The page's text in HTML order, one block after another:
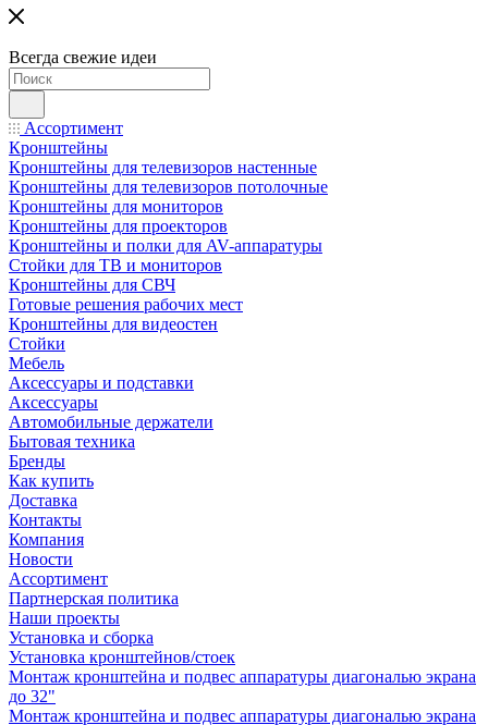
Всегда свежие идеи
Ассортимент
Кронштейны
Кронштейны для телевизоров настенные
Кронштейны для телевизоров потолочные
Кронштейны для мониторов
Кронштейны для проекторов
Кронштейны и полки для AV-аппаратуры
Стойки для ТВ и мониторов
Кронштейны для СВЧ
Готовые решения рабочих мест
Кронштейны для видеостен
Стойки
Мебель
Аксессуары и подставки
Аксессуары
Автомобильные держатели
Бытовая техника
Бренды
Как купить
Доставка
Контакты
Компания
Новости
Ассортимент
Партнерская политика
Наши проекты
Установка и сборка
Установка кронштейнов/стоек
Монтаж кронштейна и подвес аппаратуры диагональю экрана
до 32"
Монтаж кронштейна и подвес аппаратуры диагональю экрана